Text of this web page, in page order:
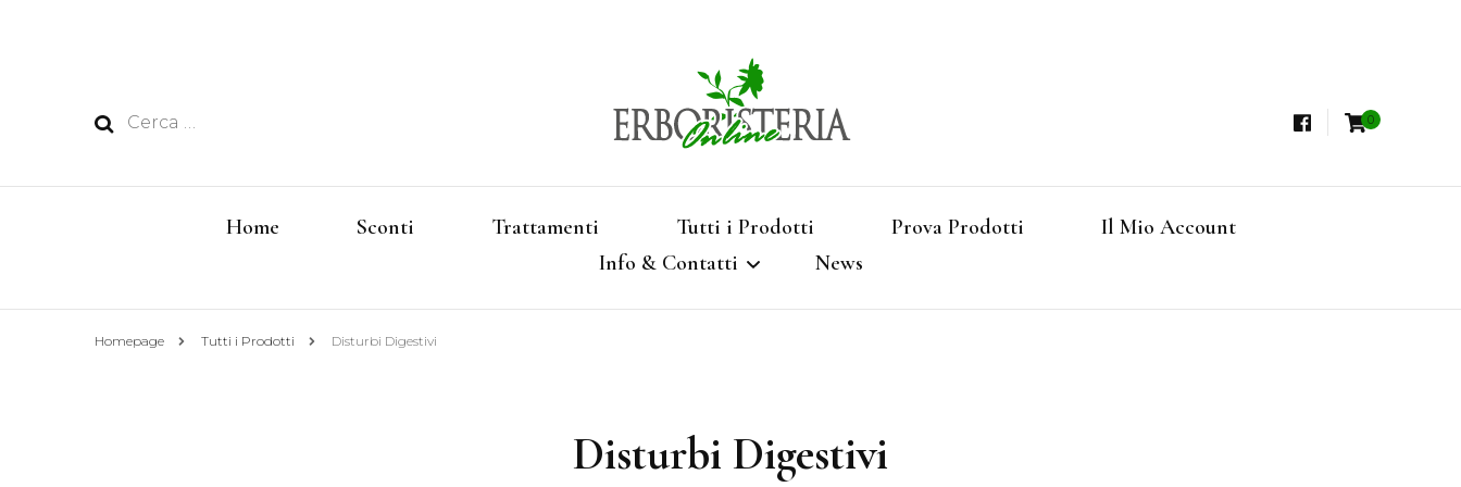
Ricerca
Erboristeria
Shop Online
Vendita di Botaniche, Erbe e Spezie Officinali, Tisane Terapeutiche Esclusive, Tè Pregiati
0
Home Sconti Trattamenti Tutti i Prodotti Prova Prodotti
Il Mio Account
Info & Contatti
Privacy e Cookies
News
Homepage Tutti i Prodotti Disturbi Digestivi
Disturbi Digestivi